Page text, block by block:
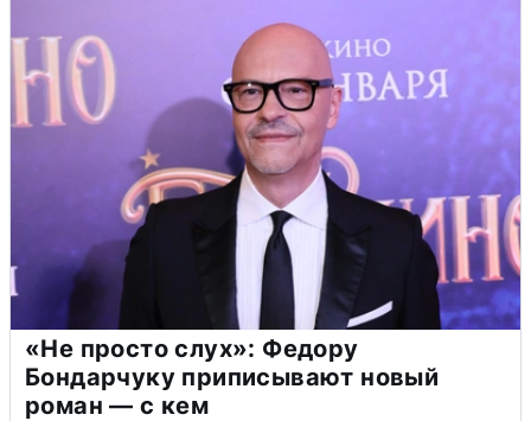
«Не просто слух»: Федору
Бондарчуку приписывают новый
роман — с кем